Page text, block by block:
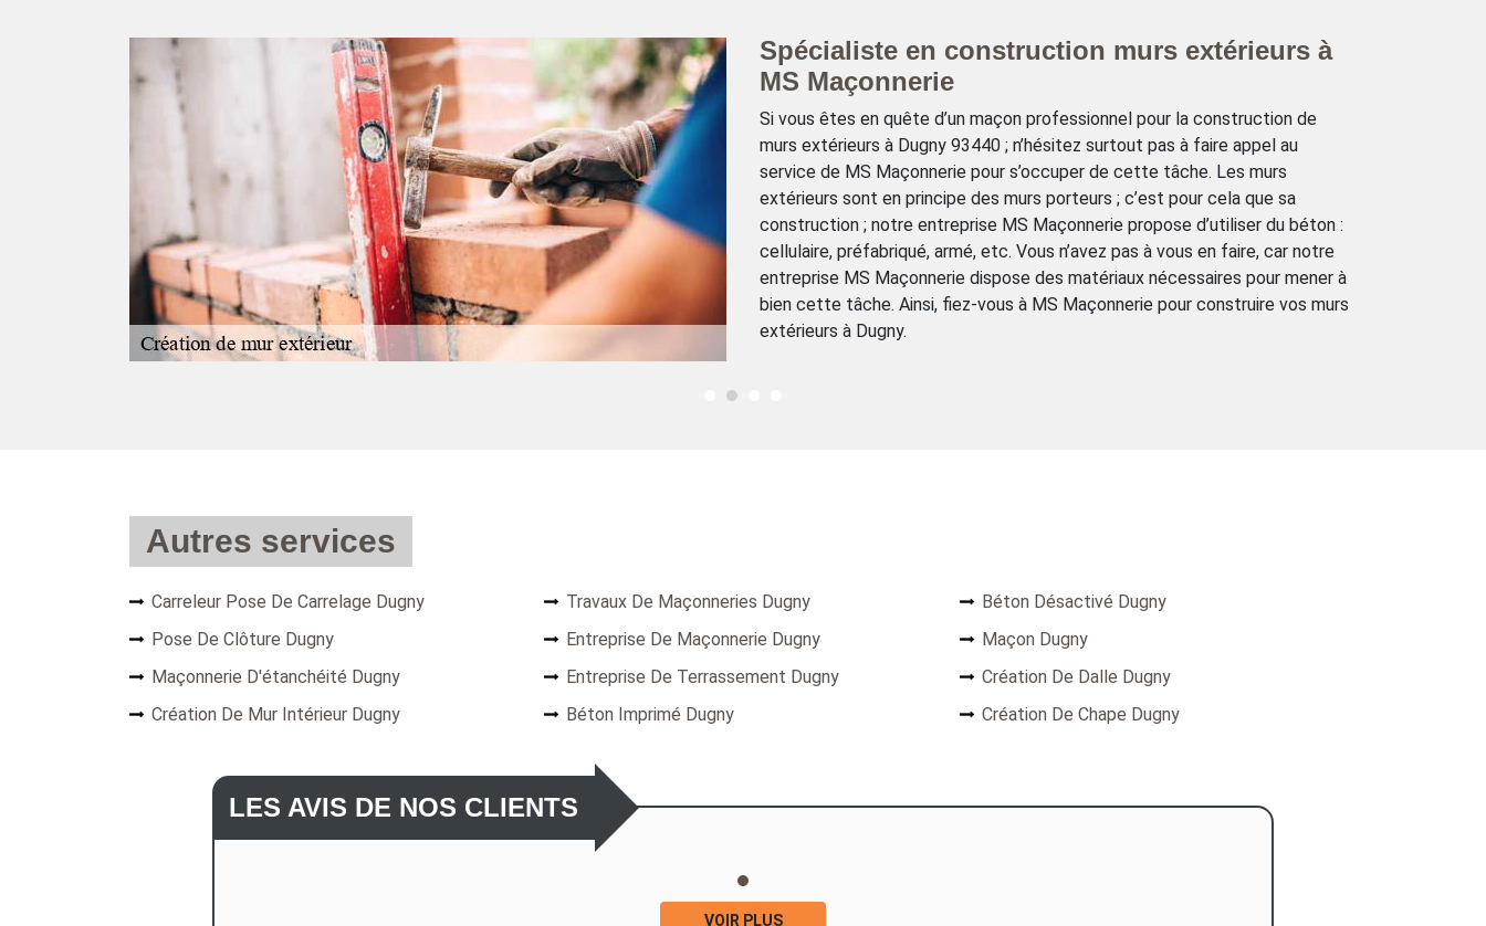
Spécialiste en construction murs extérieurs à
MS Maçonnerie
Si vous êtes en quête d’un maçon professionnel pour la construction de
murs extérieurs à Dugny 93440 ; n’hésitez surtout pas à faire appel au
service de MS Maçonnerie pour s’occuper de cette tâche. Les murs
extérieurs sont en principe des murs porteurs ; c’est pour cela que sa
construction ; notre entreprise MS Maçonnerie propose d’utiliser du béton :
cellulaire, préfabriqué, armé, etc. Vous n’avez pas à vous en faire, car notre
entreprise MS Maçonnerie dispose des matériaux nécessaires pour mener à
bien cette tâche. Ainsi, fiez-vous à MS Maçonnerie pour construire vos murs
extérieurs à Dugny.
Autres services
Carreleur Pose De Carrelage Dugny
Pose De Clôture Dugny
Maçonnerie D'étanchéité Dugny
Création De Mur Intérieur Dugny
Travaux De Maçonneries Dugny
Entreprise De Maçonnerie Dugny
Entreprise De Terrassement Dugny
Béton Imprimé Dugny
Béton Désactivé Dugny
Maçon Dugny
Création De Dalle Dugny
Création De Chape Dugny
LES AVIS DE NOS CLIENTS
VOIR PLUS